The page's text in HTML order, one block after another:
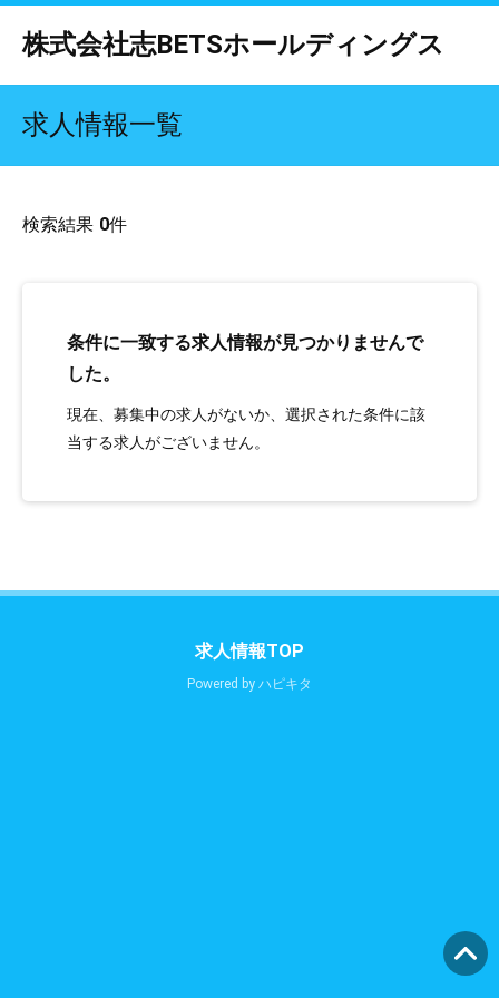
株式会社志BETSホールディングス
求人情報一覧
検索結果 0件
条件に一致する求人情報が見つかりませんで
した。
現在、募集中の求人がないか、選択された条件に該
当する求人がございません。
求人情報TOP
Powered by ハピキタ